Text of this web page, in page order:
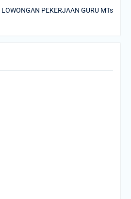
LOWONGAN PEKERJAAN GURU MTs